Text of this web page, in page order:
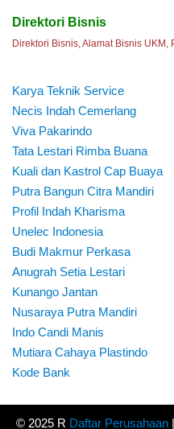
Direktori Bisnis
Direktori Bisnis, Alamat Bisnis UKM,
Karya Teknik Service
Necis Indah Cemerlang
Viva Pakarindo
Tata Lestari Rimba Buana
Kuali dan Kastrol Cap Buaya
Putra Bangun Citra Mandiri
Profil Indah Kharisma
Unelec Indonesia
Budi Makmur Perkasa
Anugrah Setia Lestari
Kunango Jantan
Nusaraya Putra Mandiri
Indo Candi Manis
Mutiara Cahaya Plastindo
Kode Bank
© 2025 R Daftar Perusahaan |